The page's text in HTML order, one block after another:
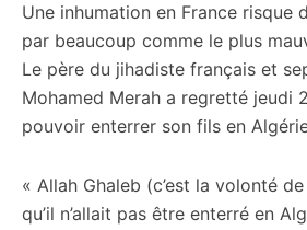
Une inhumation en France risque
par beaucoup comme le plus
Le père du jihadiste français et
Mohamed Merah a regretté jeudi
pouvoir enterrer son fils en
« Allah Ghaleb (c’est la volonté
qu’il n’allait pas être enterré en